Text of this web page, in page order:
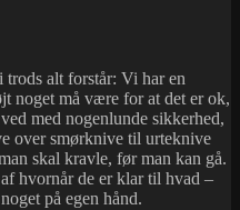
alt forstår: Vi har en
noget må være for at det er ok,
med nogenlunde sikkerhed,
over smørknive til urteknive
skal kravle, før man kan gå.
hvornår de er klar til hvad –
på egen hånd.